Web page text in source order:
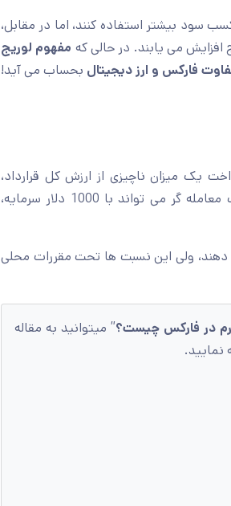
سود بیشتر استفاده کنند، اما در مقابل،
افزایش می یابند. در حالی که مفهوم لوریج
فارکس و ارز دیجیتال بحساب می آید!
یک میزان ناچیزی از ارزش کل قرارداد،
، یک معامله گر می تواند با 1000 دلار سرمایه،
دهند، ولی این نسبت ها تحت مقررات محلی
در فارکس چیست؟” میتوانید به مقاله
نمایید.